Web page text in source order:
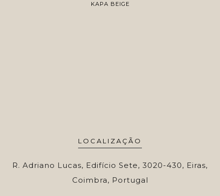
KAPA BEIGE
LOCALIZAÇÃO
R. Adriano Lucas, Edifício Sete, 3020-430, Eiras,
Coimbra, Portugal